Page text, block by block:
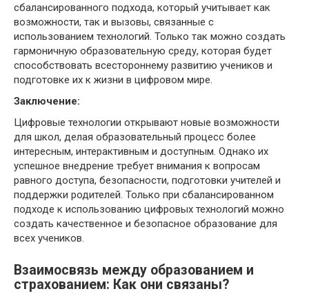
сбалансированного подхода, который учитывает как
возможности, так и вызовы, связанные с
использованием технологий. Только так можно создать
гармоничную образовательную среду, которая будет
способствовать всестороннему развитию учеников и
подготовке их к жизни в цифровом мире.
Заключение:
Цифровые технологии открывают новые возможности
для школ, делая образовательный процесс более
интересным, интерактивным и доступным. Однако их
успешное внедрение требует внимания к вопросам
равного доступа, безопасности, подготовки учителей и
поддержки родителей. Только при сбалансированном
подходе к использованию цифровых технологий можно
создать качественное и безопасное образование для
всех учеников.
Взаимосвязь между образованием и
страхованием: Как они связаны?